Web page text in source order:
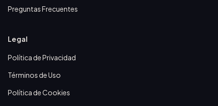
Preguntas Frecuentes
Legal
Política de Privacidad
Términos de Uso
Política de Cookies